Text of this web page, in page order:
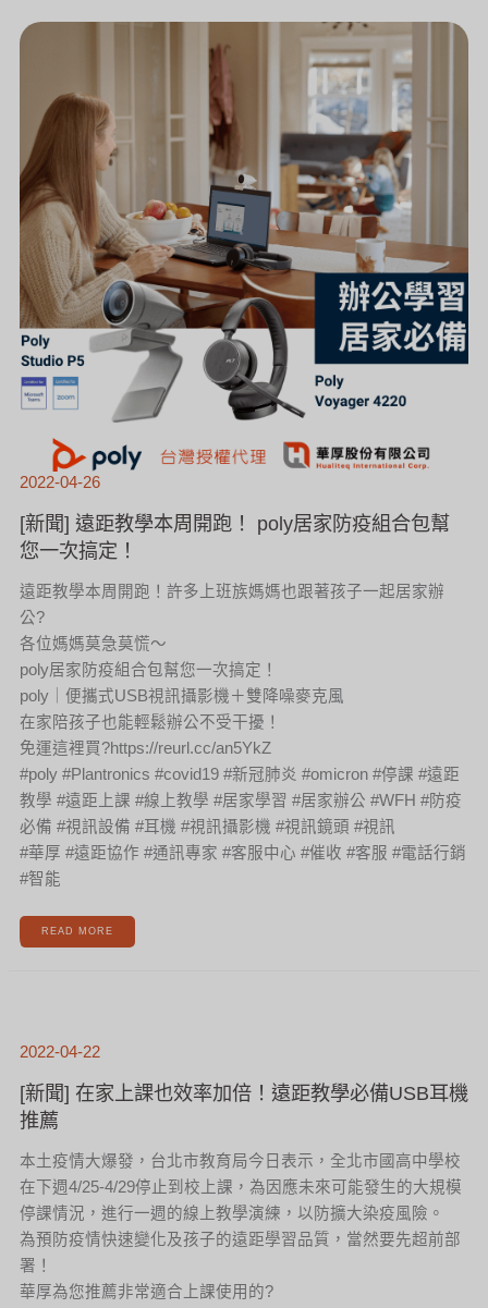
2022-04-26
[新聞] 遠距教學本周開跑！ poly居家防疫組合包幫
您一次搞定！
遠距教學本周開跑！許多上班族媽媽也跟著孩子一起居家辦
公?
各位媽媽莫急莫慌～
poly居家防疫組合包幫您一次搞定！
poly｜便攜式USB視訊攝影機＋雙降噪麥克風
在家陪孩子也能輕鬆辦公不受干擾！
免運這裡買?https://reurl.cc/an5YkZ
#poly #Plantronics #covid19 #新冠肺炎 #omicron #停課 #遠距
教學 #遠距上課 #線上教學 #居家學習 #居家辦公 #WFH #防疫
必備 #視訊設備 #耳機 #視訊攝影機 #視訊鏡頭 #視訊
#華厚 #遠距協作 #通訊專家 #客服中心 #催收 #客服 #電話行銷
#智能
聞]
跑！
POLY
居
組
包
幫
您
一
次
搞
定！
READ MORE
2022-04-22
[新聞] 在家上課也效率加倍！遠距教學必備USB耳機
推薦
本土疫情大爆發，台北市教育局今日表示，全北市國高中學校
在下週4/25-4/29停止到校上課，為因應未來可能發生的大規模
停課情況，進行一週的線上教學演練，以防擴大染疫風險。
為預防疫情快速變化及孩子的遠距學習品質，當然要先超前部
署！
華厚為您推薦非常適合上課使用的?
上
課
率
加
倍！
遠
距
必
耳
機
推
薦